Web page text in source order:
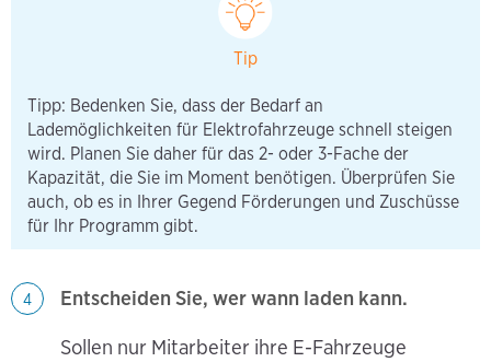
Tip
Tipp: Bedenken Sie, dass der Bedarf an
Lademöglichkeiten für Elektrofahrzeuge schnell steigen
wird. Planen Sie daher für das 2- oder 3-Fache der
Kapazität, die Sie im Moment benötigen. Überprüfen Sie
auch, ob es in Ihrer Gegend Förderungen und Zuschüsse
für Ihr Programm gibt.
4
Entscheiden Sie, wer wann laden kann.
Sollen nur Mitarbeiter ihre E-Fahrzeuge